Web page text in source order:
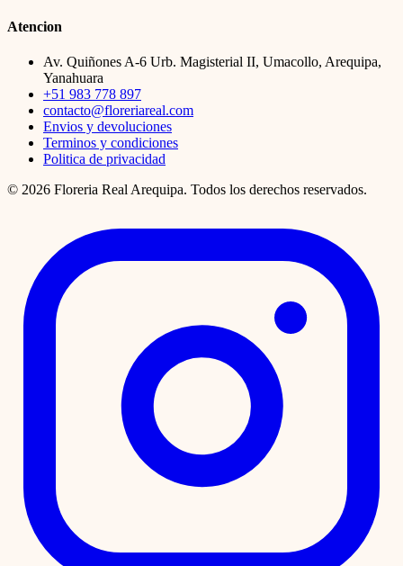
Atencion
Av. Quiñones A-6 Urb. Magisterial II, Umacollo, Arequipa,
Yanahuara
+51 983 778 897
contacto@floreriareal.com
Envios y devoluciones
Terminos y condiciones
Politica de privacidad
© 2026 Floreria Real Arequipa. Todos los derechos reservados.